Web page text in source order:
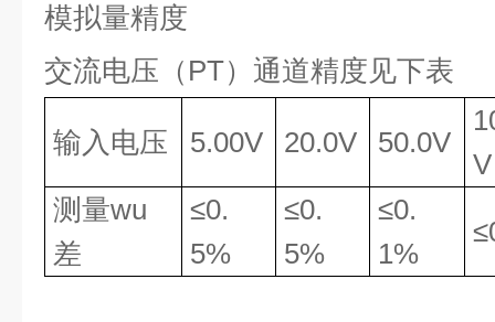
模拟量精度
交流电压（ PT）通道精度见下表
输入电压 5.00V 20.0V 50.0V
V
测量wu
差
≤0.
5%
≤0.
5%
≤0.
1%
≤